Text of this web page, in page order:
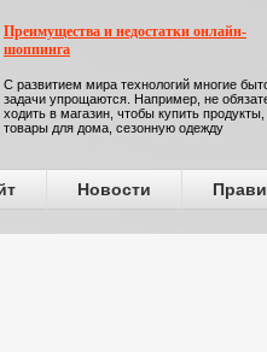
Преимущества и недостатки онлайн-
шоппинга
С развитием мира технологий многие
задачи упрощаются. Например, не
ходить в магазин, чтобы купить продукты,
товары для дома, сезонную одежду
Новости